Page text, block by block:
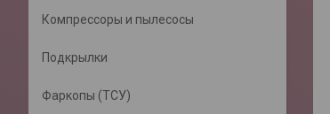
Компрессоры и пылесосы
Подкрылки
Фаркопы (ТСУ)